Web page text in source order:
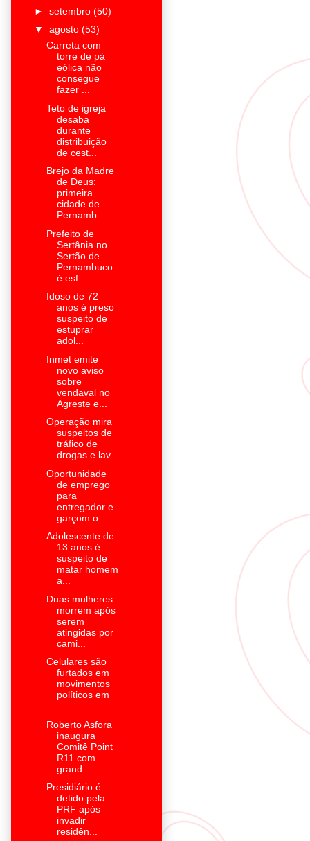
► setembro (50)
▼ agosto (53)
Carreta com
torre de pá
eólica não
consegue
fazer ...
Teto de igreja
desaba
durante
distribuição
de cest...
Brejo da Madre
de Deus:
primeira
cidade de
Pernamb...
Prefeito de
Sertânia no
Sertão de
Pernambuco
é esf...
Idoso de 72
anos é preso
suspeito de
estuprar
adol...
Inmet emite
novo aviso
sobre
vendaval no
Agreste e...
Operação mira
suspeitos de
tráfico de
drogas e lav...
Oportunidade
de emprego
para
entregador e
garçom o...
Adolescente de
13 anos é
suspeito de
matar homem
a...
Duas mulheres
morrem após
serem
atingidas por
cami...
Celulares são
furtados em
movimentos
políticos em
...
Roberto Asfora
inaugura
Comitê Point
R11 com
grand...
Presidiário é
detido pela
PRF após
invadir
residên...